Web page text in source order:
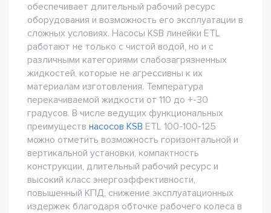
обеспечивает длительный рабочий ресурс
оборудования и возможность его эксплуатации в
сложных условиях. Насосы KSB линейки ETL
работают не только с чистой водой, но и с
различными категориями слабозагрязненных
жидкостей, которые не агрессивны к их
материалам изготовления. Температура
перекачиваемой жидкости от 110 до +-30
градусов. В числе ведущих функциональных
преимуществ насосов KSB ETL 100-100-125
можно отметить возможность горизонтальной и
вертикальной установки, компактность
конструкции, длительный рабочий ресурс и
высокий класс энергоэффективности,
повышенный КПД, снижение эксплуатационных
издержек благодаря обточке рабочего колеса в